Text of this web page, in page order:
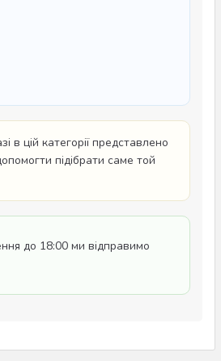
в цій категорії представлено
підібрати саме той
до 18:00 ми відправимо